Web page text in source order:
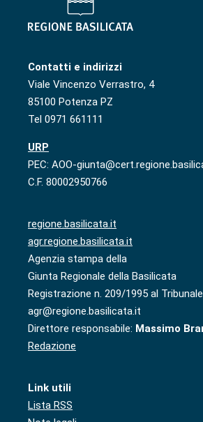
Contatti e indirizzi
Viale Vincenzo Verrastro, 4
85100 Potenza PZ
Tel 0971 661111
URP
PEC: AOO-
C.F. 80002950766
regione.basilicata.it
agr.regione.basilicata.it
Agenzia stampa della
Giunta Regionale della Basilicata
Registrazione n. 209/1995 al
agr@regione.basilicata.it
Direttore responsabile: Massimo
Redazione
Link utili
Lista RSS